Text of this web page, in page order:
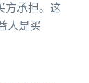
方承担。这
人是买